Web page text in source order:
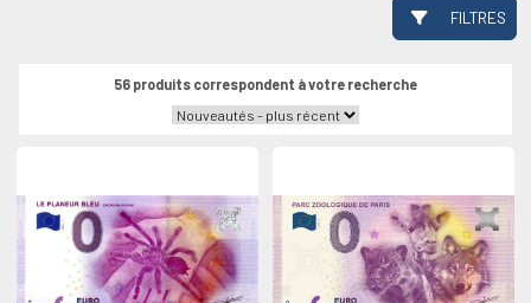
FILTRES
56 produits correspondent à votre recherche